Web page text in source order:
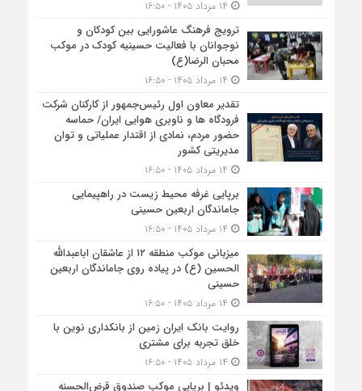
ترویج فرهنگ عاشورایی بین کودکان و
نوجوانان با فعالیت حسینیه کودک در موکب
محبان الرضا(ع)
تقدیر معاون اول رئیس‌جمهور از کارکنان شرکت
فرودگاه ها و ناوبری هوایی ایران/ حماسه
حضور مردم، نمادی از اقتدار عملیاتی و توان
مدیریتی کشور
برپایی غرفه محیط زیست در راهپیمایی
جاماندگان اربعین حسینی
میزبانی موکب منطقه ۱۲ از عاشقان اباعبدالله
الحسین (ع) در پیاده روی جاماندگان اربعین
حسینی
روایت بانک ایران زمین از بانکداری نوین با
خلق تجربه برای مشتری
ویدئو | برپایی موکب صندوق قرض‌الحسنه